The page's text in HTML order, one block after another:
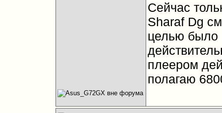
Сейчас
Sharaf Dg
целью было
плеером
полагаю